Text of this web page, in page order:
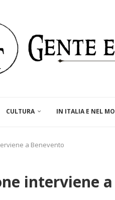
CULTURA IN ITALIA E NEL
a Benevento
interviene